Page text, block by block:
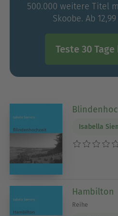
500.000 weitere Titel
Skoobe. Ab
Teste 30
Isabella
Hambilton
Reihe